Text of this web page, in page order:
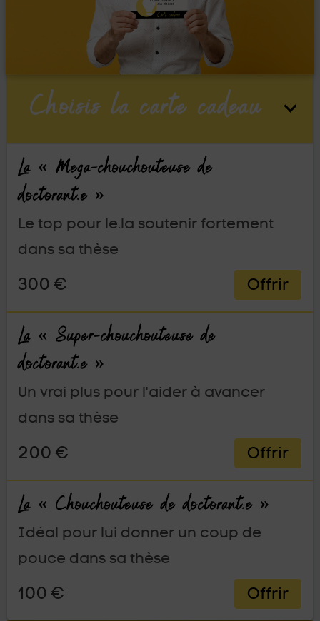
Choisis la carte cadeau
La « Mega-chouchouteuse de
doctorant.e »
Le top pour le.la soutenir fortement
dans sa thèse
300 € Offrir
La « Super-chouchouteuse de
doctorant.e »
Un vrai plus pour l'aider à avancer
dans sa thèse
200 € Offrir
La « Chouchouteuse de doctorant.e »
Idéal pour lui donner un coup de
pouce dans sa thèse
100 € Offrir